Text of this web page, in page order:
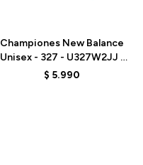
Championes New Balance
Unisex - 327 - U327W2JJ -
GREY
$ 5.990